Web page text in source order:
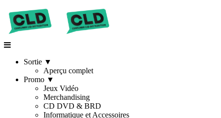
Sortie ▼
Aperçu complet
Promo ▼
Jeux Vidéo
Merchandising
CD DVD & BRD
Informatique et Accessoires